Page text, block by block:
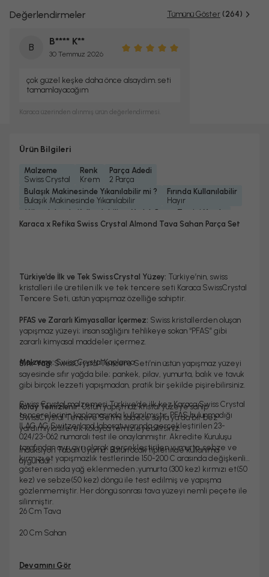
Değerlendirmeler Tümünü Göster (264)
B
B**** K**
30 Temmuz 2026
çok güzel keşke daha önce alsaydım. seti
tamamlayacağım
Karaca üzerinden alınmış ürün değerlendirmesi.
Ürün Bilgileri
Malzeme
Swiss Crystal
Renk
Krem
Parça Adedi
2 Parça
Bulaşık Makinesinde Yıkanılabilir mi ?
Bulaşık Makinesinde Yıkanılabilir
Fırında Kullanılabilir
Hayır
Mikrodalgada Kullanılabilir
Hayır
Yedek Parça Temini Yapılır
Evet
Karaca x Refika Swiss Crystal Almond Tava Sahan Parça Set
Türkiye’de İlk ve Tek SwissCrystal Yüzey: Türkiye’nin, swiss
kristalleri ile üretilen ilk ve tek tencere seti Karaca SwissCrystal
Tencere Seti, üstün yapışmaz özelliğe sahiptir.
PFAS ve Zararlı Kimyasallar İçermez: Swiss kristallerden oluşan
yapışmaz yüzeyi; insan sağlığını tehlikeye sokan “PFAS” gibi
zararlı kimyasal maddeler içermez.
Sıfır Yağ:SwissCrystal Tencere Seti’nin üstün yapışmaz yüzeyi
sayesinde sıfır yağda bile; pankek, pilav, yumurta, balık ve tavuk
gibi birçok lezzeti yapışmadan, pratik bir şekilde pişirebilirsiniz.
Kolay Temizlenir:Üstün yapışmaz kristal yüzeye sahip
SwissCrystal Tencere Seti’ni sadece suyla ya da bir bez
yardımıyla silerek kolayca temizleyebilirsiniz.
İndüksiyon Taban Uyumu : Bütün ocak tiplerinde kullanıma
uygundur.
Malzeme:Swiss Crystal Kaplama
Swiss Crystal malzemesi Türkiye’de ilk kez Karaca Swiss Crystal
tencerelerinin kaplamasında kullanılmıştır. PFAS bulunmadığı
ILAG AG Switzerland laboratuvarında gerçekleştirilen 23-
024/23-062 numaralı test ile onaylanmıştır. Akredite Kuruluşu
tarafından ayrı ayrı olarak gerçekleştirilen yumurta, sebze ve
kırmızı et yapışmazlık testlerinde 150-200 C arasında değişkenlik
gösteren ısıda yağ eklenmeden ;yumurta (300 kez) kırmızı et(50
kez) ve sebze(50 kez) döngü ile test edilmiş ve yapışma
gözlenmemiştir. Her döngü sonrası tava yüzeyi nemli peçete ile
silinmiştir.
26 Cm Tava
20 Cm Sahan
Devamını Gör